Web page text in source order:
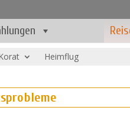
Heimflug